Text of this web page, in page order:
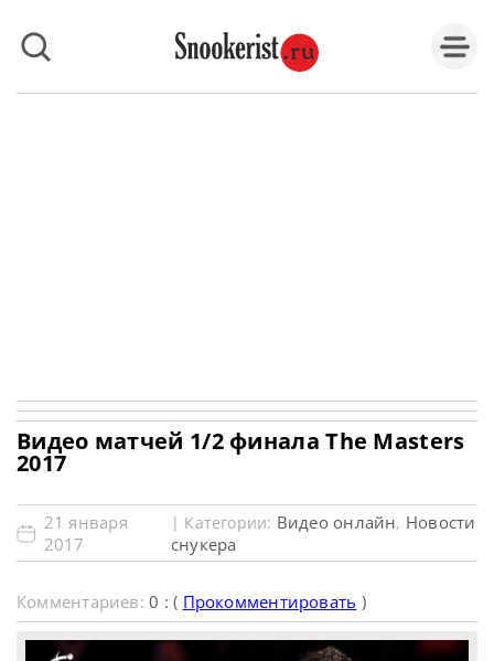
Видео матчей 1/2 финала The Masters
2017
21 января
2017
| Категории: Видео онлайн, Новости
снукера
Комментариев:0 : ( Прокомментировать )